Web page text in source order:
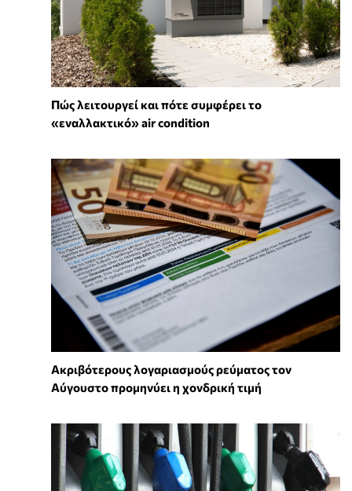
Πώς λειτουργεί και πότε συμφέρει το
«εναλλακτικό» air condition
Ακριβότερους λογαριασμούς ρεύματος τον
Αύγουστο προμηνύει η χονδρική τιμή